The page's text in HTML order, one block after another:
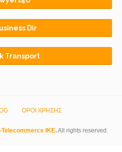
Dir
Transport
ΟΡΟΙ ΧΡΗΣΗΣ
Telecommerce IKE.All rights reserved.